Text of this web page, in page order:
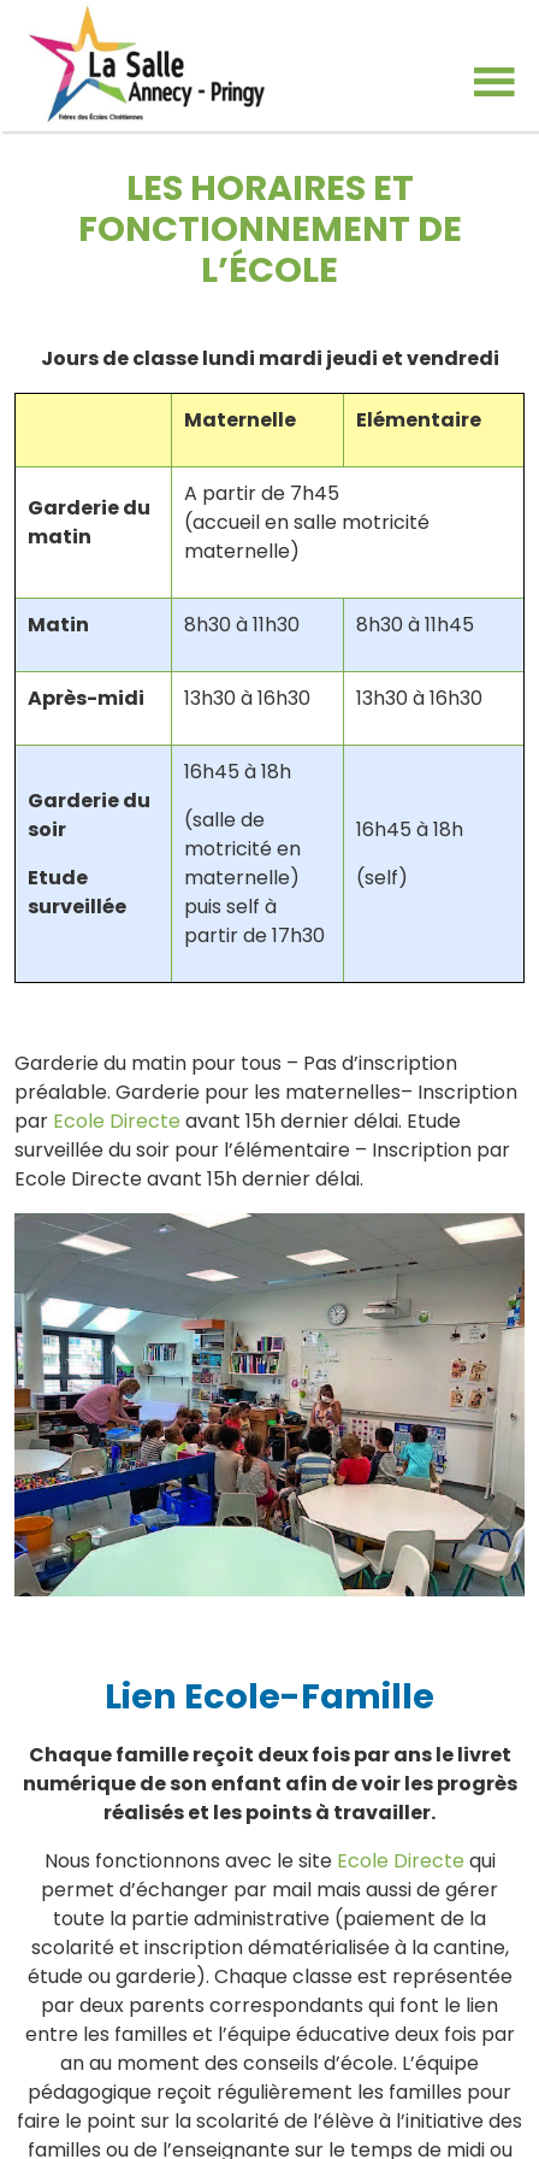
LES HORAIRES ET
FONCTIONNEMENT DE
L’ÉCOLE
Jours de classe lundi mardi jeudi et vendredi
Maternelle Elémentaire
Garderie du
matin
A partir de 7h45
(accueil en salle motricité
maternelle)
Matin 8h30 à 11h30 8h30 à 11h45
Après-midi 13h30 à 16h30 13h30 à 16h30
Garderie du
soir
Etude
surveillée
16h45 à 18h
(salle de
motricité en
maternelle)
puis self à
partir de 17h30
16h45 à 18h
(self)
Garderie du matin pour tous – Pas d’inscription
préalable. Garderie pour les maternelles– Inscription
par Ecole Directe avant 15h dernier délai. Etude
surveillée du soir pour l’élémentaire – Inscription par
Ecole Directe avant 15h dernier délai.
Lien Ecole-Famille
Chaque famille reçoit deux fois par ans le livret
numérique de son enfant afin de voir les progrès
réalisés et les points à travailler.
Nous fonctionnons avec le site Ecole Directe qui
permet d’échanger par mail mais aussi de gérer
toute la partie administrative (paiement de la
scolarité et inscription dématérialisée à la cantine,
étude ou garderie). Chaque classe est représentée
par deux parents correspondants qui font le lien
entre les familles et l’équipe éducative deux fois par
an au moment des conseils d’école. L’équipe
pédagogique reçoit régulièrement les familles pour
faire le point sur la scolarité de l’élève à l’initiative des
familles ou de l’enseignante sur le temps de midi ou